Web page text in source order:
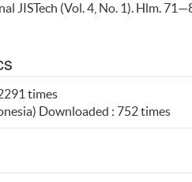
JISTech (Vol. 4, No. 1). Hlm.
times
Downloaded : 752 times